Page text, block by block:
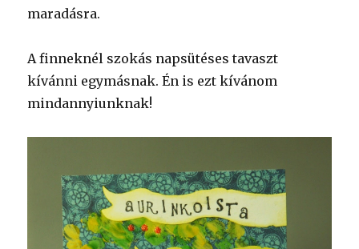
maradásra.
A finneknél szokás napsütéses tavaszt
kívánni egymásnak. Én is ezt kívánom
mindannyiunknak!